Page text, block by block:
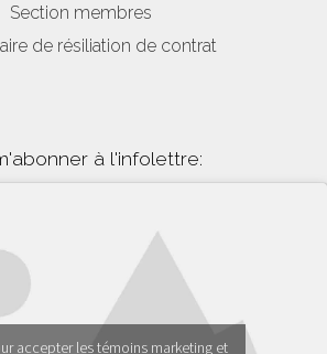
Section membres
de résiliation de contrat
à l'infolettre:
accepter les témoins marketing et